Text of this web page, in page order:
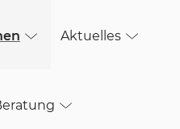
Aktuelles